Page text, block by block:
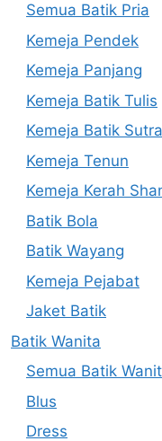
Semua Batik Pria
Kemeja Pendek
Kemeja Panjang
Kemeja Batik Tulis
Kemeja Batik Sutra
Kemeja Tenun
Kemeja Kerah
Batik Bola
Batik Wayang
Kemeja Pejabat
Jaket Batik
Batik Wanita
Semua Batik
Blus
Dress